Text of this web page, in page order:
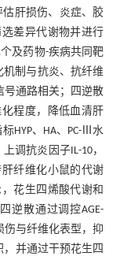
估肝损伤、炎症、胶
差异代谢物并进行
及药物-疾病共同靶
机制与抗炎、抗纤维
号通路相关；四逆散
程度，降低血清肝
HYP、HA、PC-Ⅲ水
调抗炎因子IL-10，
纤维化小鼠的代谢
花生四烯酸代谢和
逆散通过调控AGE-
伤与纤维化表型，抑
，并通过干预花生四